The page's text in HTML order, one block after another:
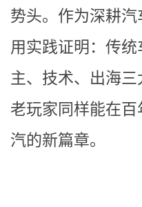
势头。作为深耕汽
用实践证明：传
主、技术、出海
老玩家同样能在
汽的新篇章。